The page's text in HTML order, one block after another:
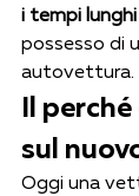
i tempi lunghi
possesso di
autovettura.
Il
sul
Oggi una